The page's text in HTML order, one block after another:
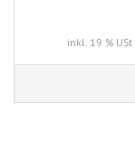
inkl. 19 % USt